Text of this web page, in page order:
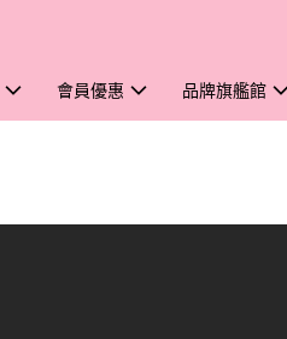
會員優惠 品牌旗艦館